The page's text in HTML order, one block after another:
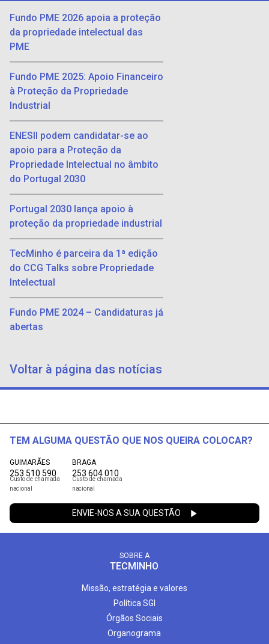
Fundo PME 2026 apoia a proteção
da propriedade intelectual das
PME
Fundo PME 2025: Apoio Financeiro
à Proteção da Propriedade
Industrial
ENESII podem candidatar-se ao
apoio para a Proteção da
Propriedade Intelectual no âmbito
do Portugal 2030
Portugal 2030 lança apoio à
proteção da propriedade industrial
TecMinho é parceira da 1ª edição
do CCG Talks sobre Propriedade
Intelectual
Fundo PME 2024 – Candidaturas já
abertas
Voltar à página das notícias
TEM ALGUMA QUESTÃO QUE NOS QUEIRA COLOCAR?
GUIMARÃES
253 510 590
Custo de chamada
nacional
BRAGA
253 604 010
Custo de chamada
nacional
ENVIE-NOS A SUA QUESTÃO
SOBRE A
TECMINHO
Missão, estratégia e valores
Política SGI
Órgãos Sociais
Organograma